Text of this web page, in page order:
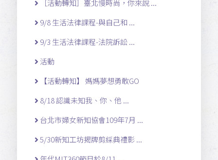
［活動轉知］臺北慢時尚，你來說 ...
9/8 生活法律課程-與自己和 ...
9/3 生活法律課程-法院訴訟 ...
活動
【活動轉知】 媽媽夢想勇敢GO
8/18 認識未知我、你、他 ...
台北市婦女新知協會109年7月 ...
5/30新知工坊揭牌剪綵典禮影 ...